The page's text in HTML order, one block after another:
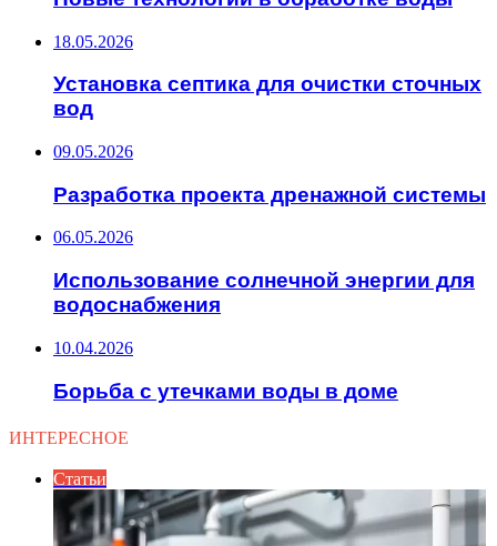
18.05.2026
Установка септика для очистки сточных
вод
09.05.2026
Разработка проекта дренажной системы
06.05.2026
Использование солнечной энергии для
водоснабжения
10.04.2026
Борьба с утечками воды в доме
ИНТЕРЕСНОЕ
Статьи